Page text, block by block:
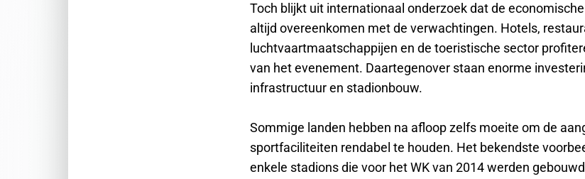
Toch blijkt uit internationaal onderzoek dat de
altijd overeenkomen met de verwachtingen. Hotels,
luchtvaartmaatschappijen en de toeristische sector
van het evenement. Daartegenover staan enorme
infrastructuur en stadionbouw.
Sommige landen hebben na afloop zelfs moeite om de
sportfaciliteiten rendabel te houden. Het bekendste
enkele stadions die voor het WK van 2014 werden